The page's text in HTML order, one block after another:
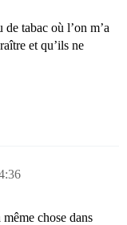
tabac où l’on m’a
et qu’ils ne
chose dans